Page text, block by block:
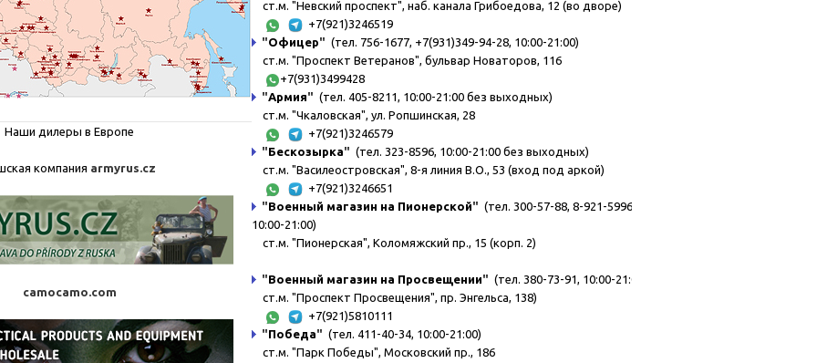
ст.м. "Невский проспект", наб. канала Грибоедова, 12 (во дворе)
+7(921)3246519
"Офицер" (тел. 756-1677, +7(931)349-94-28, 10:00-21:00)
ст.м. "Проспект Ветеранов", бульвар Новаторов, 116
+7(931)3499428
"Армия" (тел. 405-8211, 10:00-21:00 без выходных)
ст.м. "Чкаловская", ул. Ропшинская, 28
+7(921)3246579
"Бескозырка" (тел. 323-8596, 10:00-21:00 без выходных)
ст.м. "Василеостровская", 8-я линия В.О., 53 (вход под аркой)
+7(921)3246651
"Военный магазин на Пионерской" (тел. 300-57-88, 8-921-5996947,
10:00-21:00)
ст.м. "Пионерская", Коломяжский пр., 15 (корп. 2)
"Военный магазин на Просвещении" (тел. 380-73-91, 10:00-21:00)
ст.м. "Проспект Просвещения", пр. Энгельса, 138)
+7(921)5810111
"Победа" (тел. 411-40-34, 10:00-21:00)
ст.м. "Парк Победы", Московский пр., 186
Наши дилеры в Европе
компания armyrus.cz
camocamo.com